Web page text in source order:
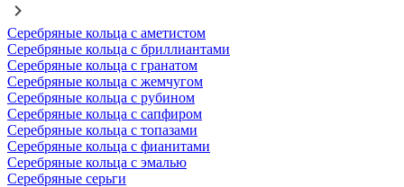
Серебряные кольца с аметистом
Серебряные кольца с бриллиантами
Серебряные кольца с гранатом
Серебряные кольца с жемчугом
Серебряные кольца с рубином
Серебряные кольца с сапфиром
Серебряные кольца с топазами
Серебряные кольца с фианитами
Серебряные кольца с эмалью
Серебряные серьги